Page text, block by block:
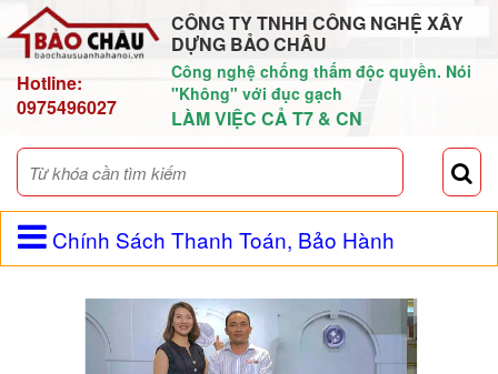
Hotline:
0975496027
CÔNG TY TNHH CÔNG NGHỆ XÂY
DỰNG BẢO CHÂU
Công nghệ chống thấm độc quyền. Nói
"Không" với đục gạch
LÀM VIỆC CẢ T7 & CN
Chính Sách Thanh Toán, Bảo Hành